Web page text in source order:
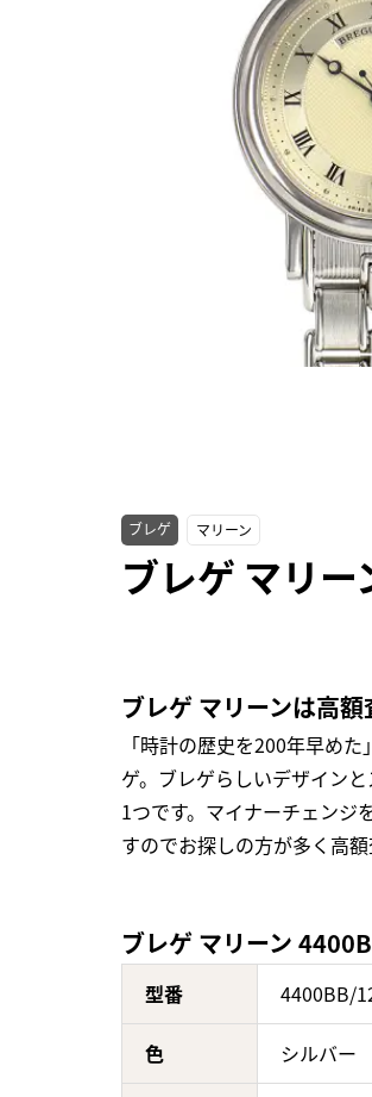
ブレゲ マリーン
ブレゲ マリ
ブレゲ マリーンは高
「時計の歴史を200年早め
ゲ。ブレゲらしいデザイン
1つです。マイナーチェンジ
すのでお探しの方が多く高
ブレゲ マリーン
型番 4400BB/
色 シルバー